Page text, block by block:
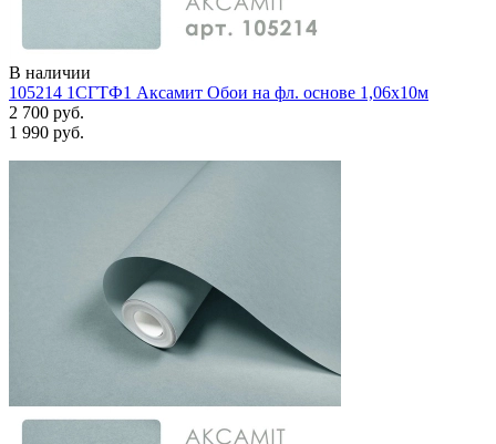
В наличии
105214 1СГТФ1 Аксамит Обои на фл. основе 1,06х10м
2 700 руб.
1 990 руб.